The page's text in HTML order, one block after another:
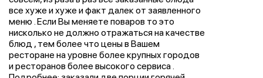
все хуже и хуже и факт далек от заявленного
меню . Если Вы меняете поваров то это
нисколько не должно отражаться на качестве
блюд , тем более что цены в Вашем
ресторане на уровне более крупных городов
и ресторанов более высокого сервиса .